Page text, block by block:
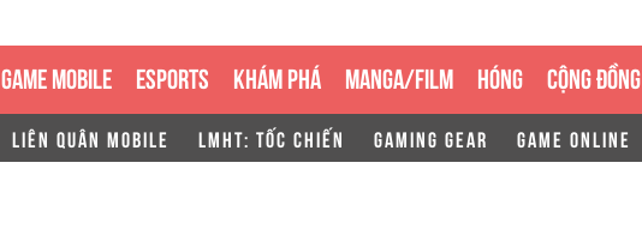
GAME MOBILE ESPORTS KHÁM PHÁ MANGA/FILM HÓNG CỘNG ĐỒNG
LIÊN QUÂN MOBILE LMHT: TỐC CHIẾN GAMING GEAR GAME ONLINE